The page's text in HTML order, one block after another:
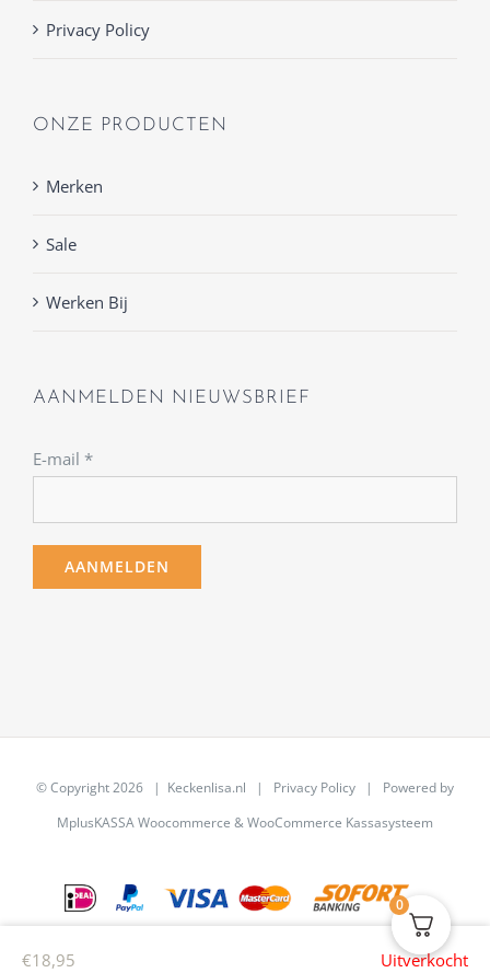
€18,95 Uitverkocht
Privacy Policy
ONZE PRODUCTEN
Merken
Sale
Werken Bij
AANMELDEN NIEUWSBRIEF
E-mail *
© Copyright2026 | Keckenlisa.nl | Privacy Policy | Powered by
MplusKASSA Woocommerce &WooCommerce Kassasysteem
0